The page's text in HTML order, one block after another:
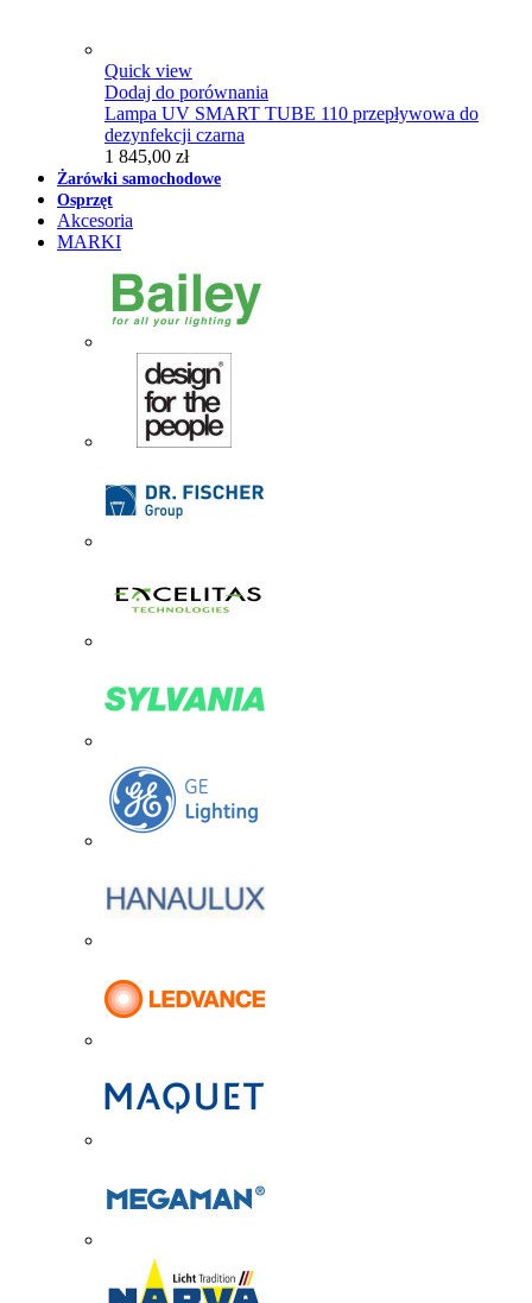
Quick view
Dodaj do porównania
Lampa UV SMART TUBE 110 przepływowa do
dezynfekcji czarna
1 845,00 zł
Żarówki samochodowe
Osprzęt
Akcesoria
MARKI